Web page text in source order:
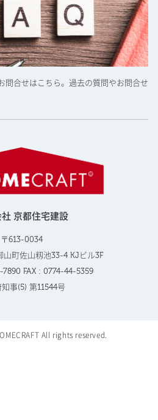
問合せはこちら。過去の質問やお問合せ
京都住宅建設
〒613-0034
山町佐山籾池33-4 KJビル3F
FAX : 0774-44-5359
事(5) 第11544号
All rights reserved.